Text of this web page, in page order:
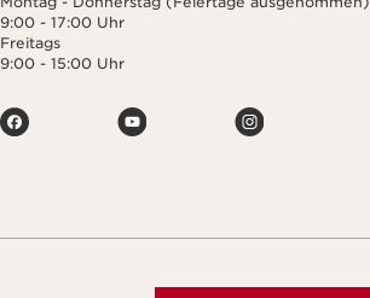
9:00 - 17:00 Uhr
Freitags
9:00 - 15:00 Uhr